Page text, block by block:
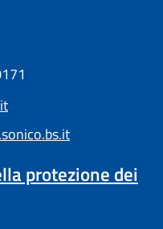
protezione dei